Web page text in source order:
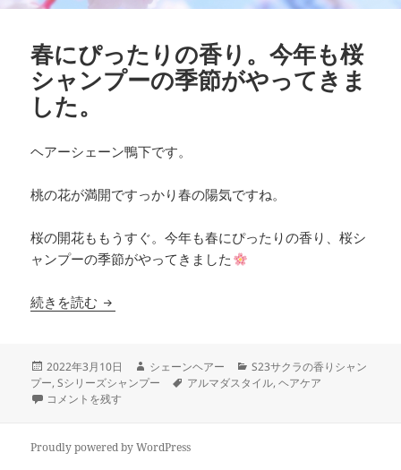
春にぴったりの香り。今年も桜
シャンプーの季節がやってきま
した。
ヘアーシェーン鴨下です。
桃の花が満開ですっかり春の陽気ですね。
桜の開花ももうすぐ。今年も春にぴったりの香り、桜シ
ャンプーの季節がやってきました
続きを読む 春にぴったりの香り。今年も桜シャンプーの季
投
稿
日:
2022年3月10日
作
成
シェーンヘアー
カ
テ
S23サクラの香りシャン
プー,Sシリーズシャンプー
タ
アルマダスタイル,ヘアケア
春にぴったりの香り。今年も桜シャンプーの季節がやってきました。 に
コメントを残す
Proudly powered by WordPress